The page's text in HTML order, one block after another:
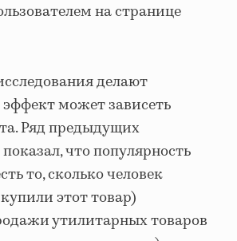
на странице
делают
может зависеть
Ряд предыдущих
что популярность
то, сколько человек
этот товар)
утилитарных товаров